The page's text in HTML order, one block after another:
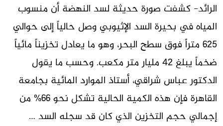
الرائد- كشفت صورة حديثة لسد النهضة أن منسوب
المياه في بحيرة السد الإثيوبي وصل حالياً إلى حوالي
625 متراً فوق سطح البحر، وهو ما يعادل تخزيناً مائياً
ضخماً يبلغ 42 مليار متر مكعب. وحسب ما يقول
الدكتور عباس شراقي، أستاذ الموارد المائية بجامعة
القاهرة فإن هذه الكمية الحالية تشكل نحو 66% من
إجمالي حجم التخزين الذي كان قد سجله السد …